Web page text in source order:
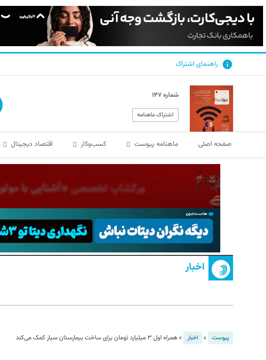
راهنمای اشتراک
شماره ۱۴۷
اشتراک ماهنامه
صفحه اصلی ماهنامه پیوست کسب‌و‌کار اقتصاد دیجیتال
اخبار
پیوست » اخبار »همراه اول ۳ میلیارد تومان برای ساخت بیمارستان سیار کمک می‌کند